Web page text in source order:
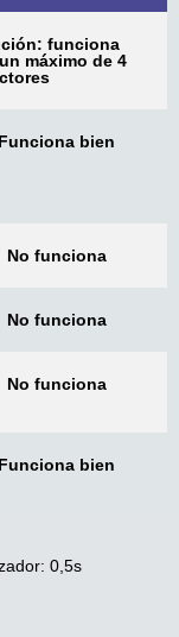
funciona
máximo de 4
Funciona bien
No funciona
No funciona
No funciona
Funciona bien
0,5s